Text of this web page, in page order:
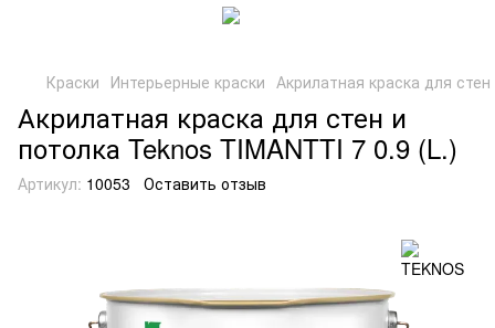
Краски Интерьерные краски Акрилатная краска для
Акрилатная краска для стен и
потолка Teknos TIMANTTI 7 0.9 (L.)
Артикул: 10053 Оставить отзыв